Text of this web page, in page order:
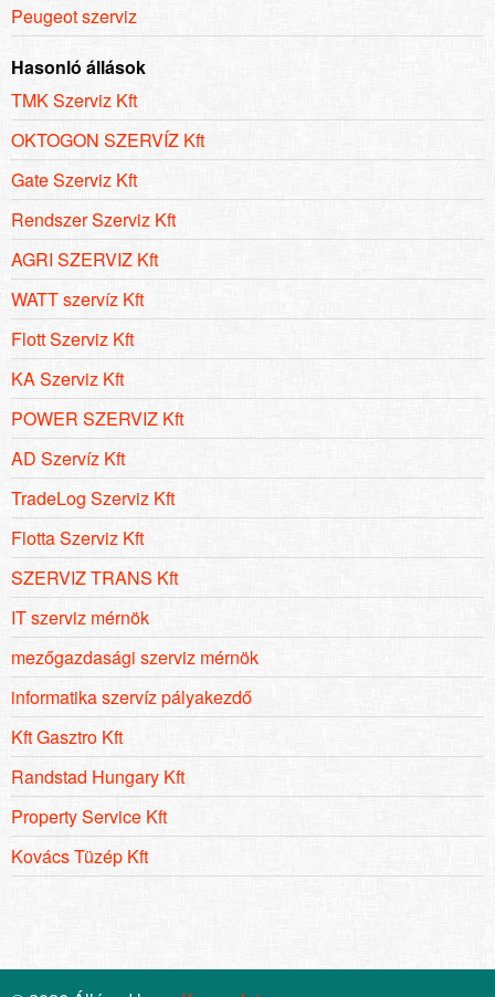
Peugeot szerviz
Hasonló állások
TMK Szerviz Kft
OKTOGON SZERVÍZ Kft
Gate Szerviz Kft
Rendszer Szerviz Kft
AGRI SZERVIZ Kft
WATT szervíz Kft
Flott Szerviz Kft
KA Szerviz Kft
POWER SZERVIZ Kft
AD Szervíz Kft
TradeLog Szerviz Kft
Flotta Szerviz Kft
SZERVIZ TRANS Kft
IT szerviz mérnök
mezőgazdasági szerviz mérnök
informatika szervíz pályakezdő
Kft Gasztro Kft
Randstad Hungary Kft
Property Service Kft
Kovács Tüzép Kft